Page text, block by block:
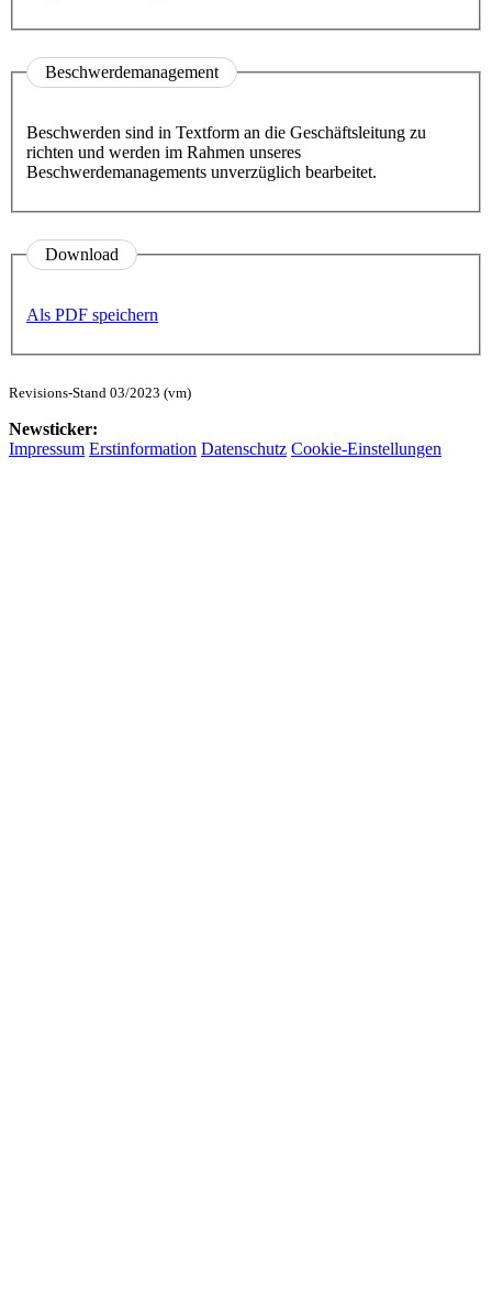
Beschwerdemanagement
Beschwerden sind in Textform an die Geschäftsleitung zu
richten und werden im Rahmen unseres
Beschwerdemanagements unverzüglich bearbeitet.
Download
Als PDF speichern
Revisions-Stand 03/2023 (vm)
Newsticker:
Impressum Erstinformation Datenschutz Cookie-Einstellungen